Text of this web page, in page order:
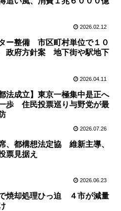
2026.02.12
ー整備 市区町村単位で１０
政府方針案 地下街や駅地下
2026.04.11
法成立】東京一極集中是正へ
歩 住民投票巡り与野党が最
2026.07.26
、都構想法定協 維新主導、
票見据え
2026.06.23
焼却処理ひっ迫 ４市が減量